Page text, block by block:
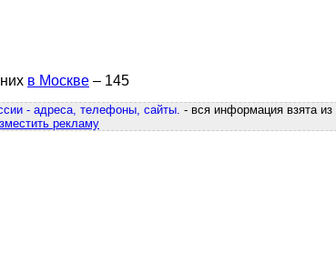
в Москве – 145
- адреса, телефоны, сайты. - вся информация взята из
рекламу